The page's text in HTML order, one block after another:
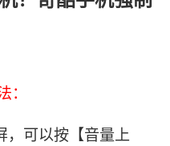
可以按【音量上